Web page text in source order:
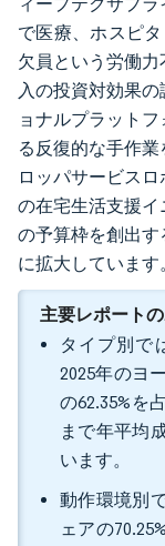
で医療、ホスピ
欠員という労働
入の投資対効果
ョナルプラット
る反復的な手作
ロッパサービス
の在宅生活支援
の予算枠を創出
に拡大しています
主要レポート
タイプ別で
2025年のヨ
の62.35%を
まで年平均
います。
動作環境別
ェアの